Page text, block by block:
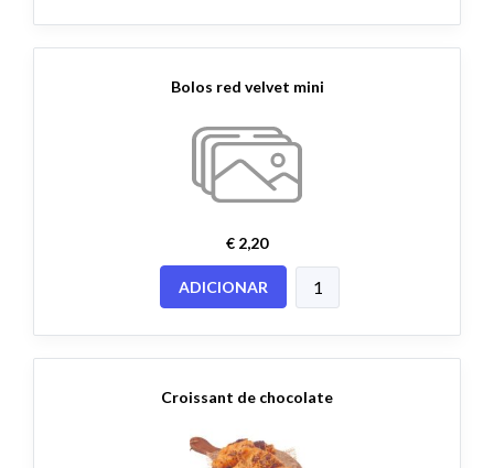
Bolos red velvet mini
€ 2,20
ADICIONAR
Croissant de chocolate